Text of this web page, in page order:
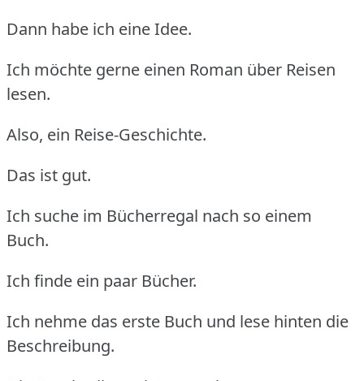
Dann habe ich eine Idee.
Ich möchte gerne einen Roman über Reisen
lesen.
Also, ein Reise-Geschichte.
Das ist gut.
Ich suche im Bücherregal nach so einem
Buch.
Ich finde ein paar Bücher.
Ich nehme das erste Buch und lese hinten die
Beschreibung.